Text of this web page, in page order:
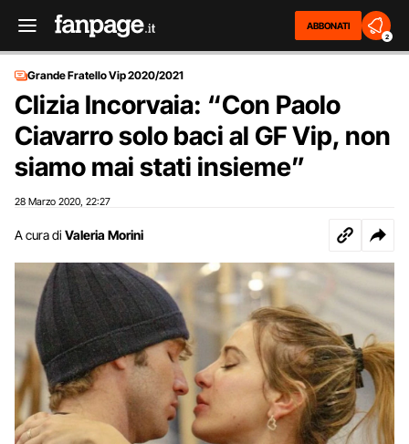
ABBONATI
2
Grande Fratello Vip 2020/2021
Clizia Incorvaia: “Con Paolo
Ciavarro solo baci al GF Vip, non
siamo mai stati insieme”
28 Marzo 2020 22:27
A cura di Valeria Morini